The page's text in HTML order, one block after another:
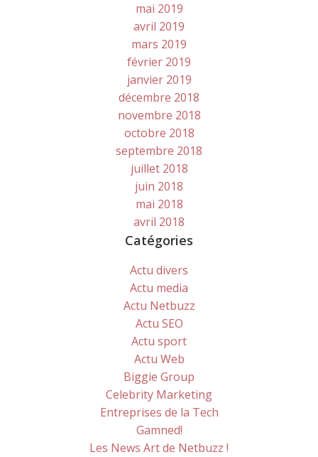
mai 2019
avril 2019
mars 2019
février 2019
janvier 2019
décembre 2018
novembre 2018
octobre 2018
septembre 2018
juillet 2018
juin 2018
mai 2018
avril 2018
Catégories
Actu divers
Actu media
Actu Netbuzz
Actu SEO
Actu sport
Actu Web
Biggie Group
Celebrity Marketing
Entreprises de la Tech
Gamned!
Les News Art de Netbuzz !